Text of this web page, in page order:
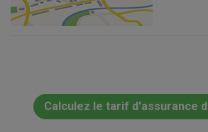
Calculez le tarif d'assurance